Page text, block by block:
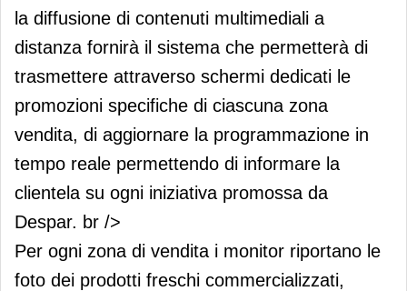
la diffusione di contenuti multimediali a
distanza fornirà il sistema che permetterà di
trasmettere attraverso schermi dedicati le
promozioni specifiche di ciascuna zona
vendita, di aggiornare la programmazione in
tempo reale permettendo di informare la
clientela su ogni iniziativa promossa da
Despar. br />
Per ogni zona di vendita i monitor riportano le
foto dei prodotti freschi commercializzati,